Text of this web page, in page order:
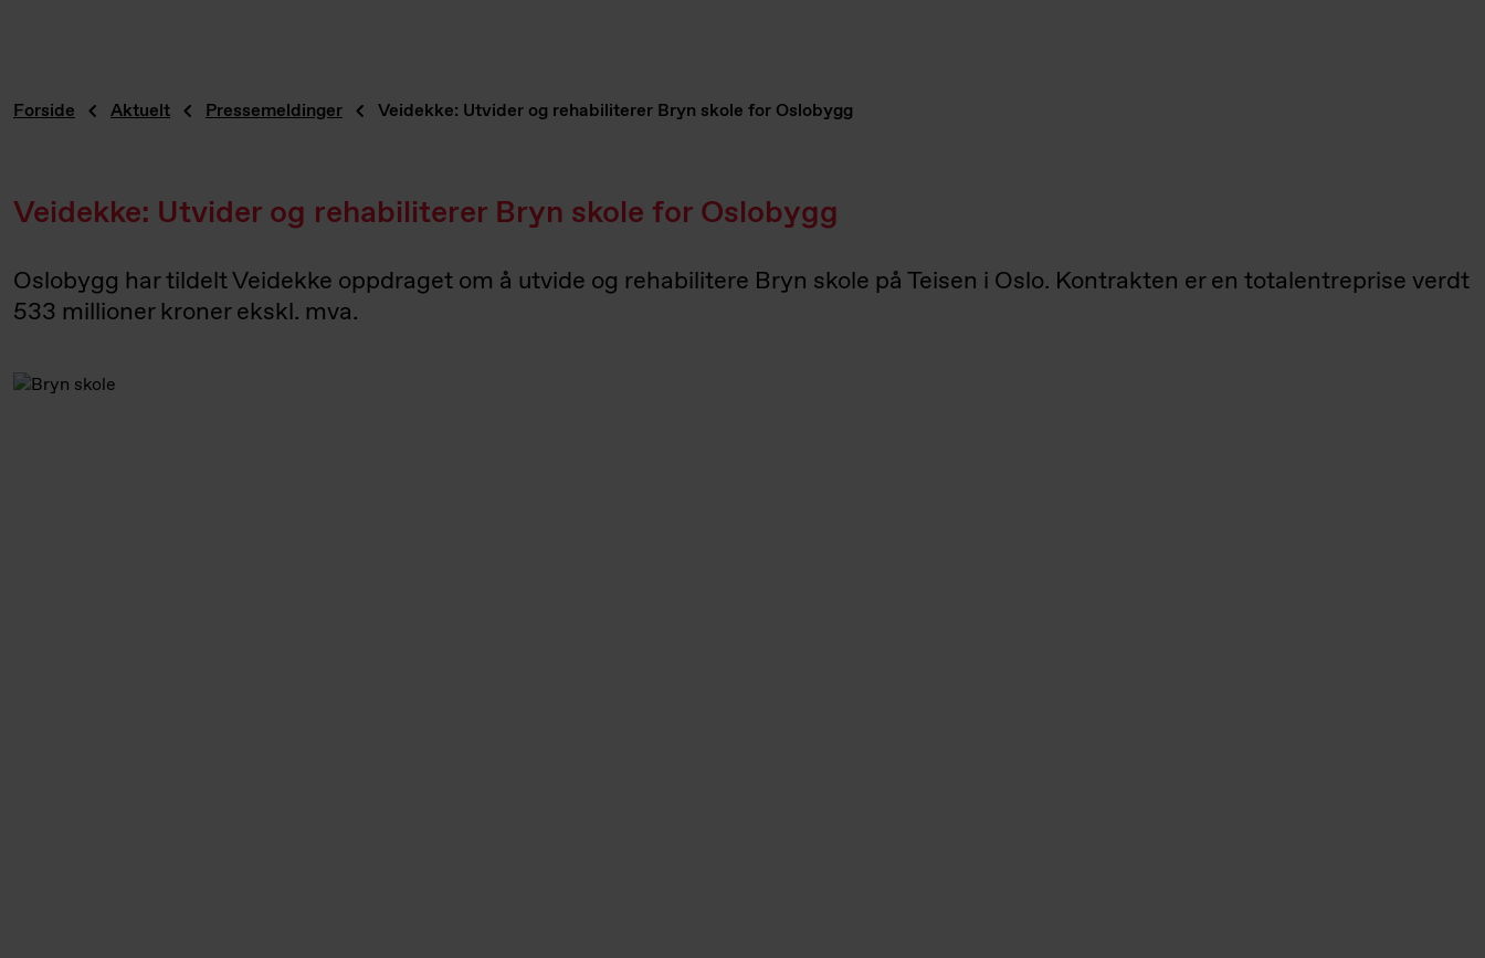
Forside Aktuelt Pressemeldinger Veidekke: Utvider og rehabiliterer Bryn skole for Oslobygg
Veidekke: Utvider og rehabiliterer Bryn skole for Oslobygg
Oslobygg har tildelt Veidekke oppdraget om å utvide og rehabilitere Bryn skole på Teisen i Oslo. Kontrakten er en totalentreprise verdt
533 millioner kroner ekskl. mva.